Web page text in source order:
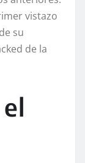
vistazo
su
de la